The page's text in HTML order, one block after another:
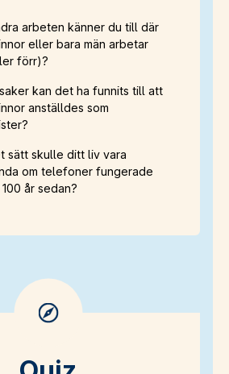
arbeten känner du till där
eller bara män arbetar
förr)?
kan det ha funnits till att
anställdes som
sätt skulle ditt liv vara
om telefoner fungerade
år sedan?